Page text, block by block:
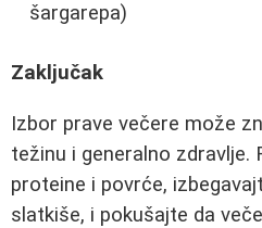
šargarepa)
Zaključak
Izbor prave večere može
težinu i generalno zdravlje.
proteine i povrće,
slatkiše, i pokušajte da